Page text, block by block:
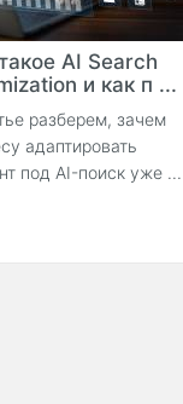
AI Search
и как п ...
разберем, зачем
адаптировать
под AI-поиск уже ...